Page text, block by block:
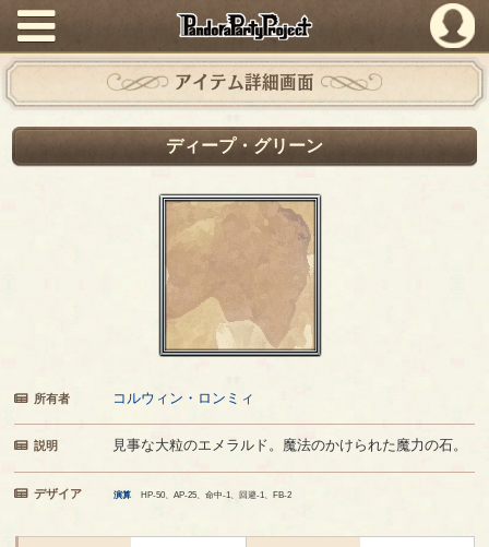
PandoraPartyProject
アイテム詳細画面
ディープ・グリーン
所有者 コルウィン・ロンミィ
説明 見事な大粒のエメラルド。魔法のかけられた魔力の石。
デザイア 演算 HP-50、AP-25、命中-1、回避-1、FB-2